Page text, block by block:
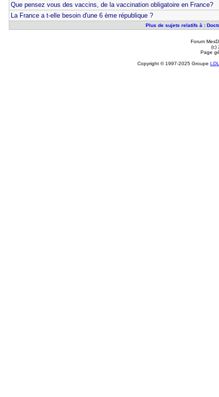
Que pensez vous des vaccins, de la vaccination obligatoire en France?
La France a t-elle besoin d'une 6 ème république ?
Plus de sujets relatifs à :
Forum
(c)
Page
Copyright © 1997-2025 Groupe